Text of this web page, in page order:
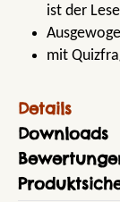
ist der
mit
Details
Downloads